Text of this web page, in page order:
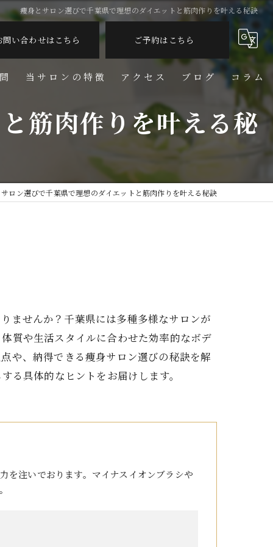
痩身とサロン選びで千葉県で理想のダイエットと筋肉作りを叶える秘訣
問い合わせはこちら ご予約はこちら
当サロンの特徴
脱毛
しわ
アクセス ブログ コラム
筋肉作りを叶える秘
ロン選びで千葉県で理想のダイエットと筋肉作りを叶える秘訣
ませんか？千葉県には多種多様なサロンが
質や生活スタイルに合わせた効率的なボデ
や、納得できる痩身サロン選びの秘訣を解
る具体的なヒントをお届けします。
を注いでおります。マイナスイオンブラシや